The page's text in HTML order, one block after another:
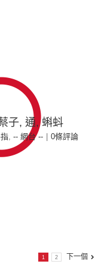
子, 通, 蝌蚪
, -- 網台 -- 0條評論
1 2 下一個